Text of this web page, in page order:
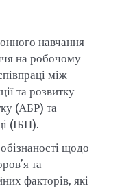
навчання
на робочому
між
та розвитку
(АБР) та
(ІБП).
щодо
та
факторів, які